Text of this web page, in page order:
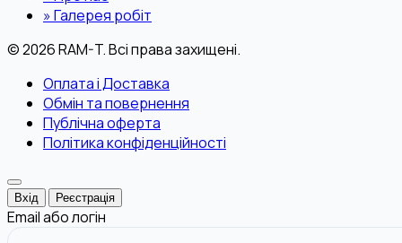
»Галерея робіт
© 2026 RAM-T. Всі права захищені.
Оплата і Доставка
Обмін та повернення
Публічна оферта
Політика конфіденційності
Вхід Реєстрація
Email або логін